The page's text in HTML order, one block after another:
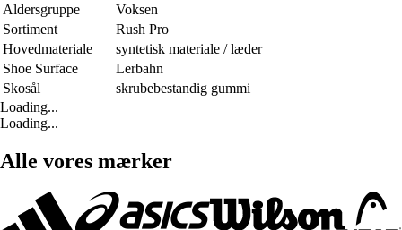
Aldersgruppe
Voksen
Sortiment
Rush Pro
Hovedmateriale
syntetisk materiale / læder
Shoe Surface
Lerbahn
Skosål
skrubebestandig gummi
Loading...
Loading...
Alle vores mærker